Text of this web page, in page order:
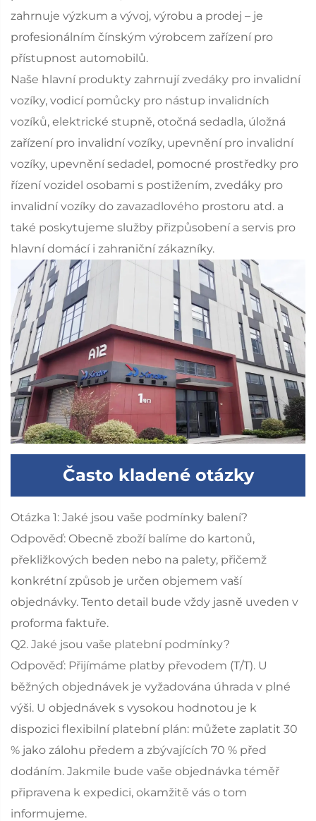
zahrnuje výzkum a vývoj, výrobu a prodej – je
profesionálním čínským výrobcem zařízení pro
přístupnost automobilů.
Naše hlavní produkty zahrnují zvedáky pro invalidní
vozíky, vodicí pomůcky pro nástup invalidních
vozíků, elektrické stupně, otočná sedadla, úložná
zařízení pro invalidní vozíky, upevnění pro invalidní
vozíky, upevnění sedadel, pomocné prostředky pro
řízení vozidel osobami s postižením, zvedáky pro
invalidní vozíky do zavazadlového prostoru atd. a
také poskytujeme služby přizpůsobení a servis pro
hlavní domácí i zahraniční zákazníky.
Často kladené otázky
Otázka 1: Jaké jsou vaše podmínky balení?
Odpověď: Obecně zboží balíme do kartonů,
překližkových beden nebo na palety, přičemž
konkrétní způsob je určen objemem vaší
objednávky. Tento detail bude vždy jasně uveden v
proforma faktuře.
Q2. Jaké jsou vaše platební podmínky?
Odpověď: Přijímáme platby převodem (T/T). U
běžných objednávek je vyžadována úhrada v plné
výši. U objednávek s vysokou hodnotou je k
dispozici flexibilní platební plán: můžete zaplatit 30
% jako zálohu předem a zbývajících 70 % před
dodáním. Jakmile bude vaše objednávka téměř
připravena k expedici, okamžitě vás o tom
informujeme.